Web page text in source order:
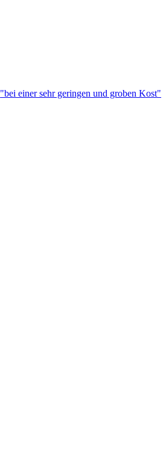
"bei einer sehr geringen und groben Kost"